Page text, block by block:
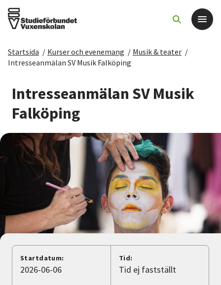
Det här gör vi
För dig som
Sök kurser och evenemang
Om SV
Starta studiecirkel
Cirkelledare
Nyheter
Avdelningar
Startsida / Kurser och evenemang / Musik & teater /
Intresseanmälan SV Musik Falköping
Intresseanmälan SV Musik
Falköping
Startdatum:
2026-06-06
Tid:
Tid ej fastställt